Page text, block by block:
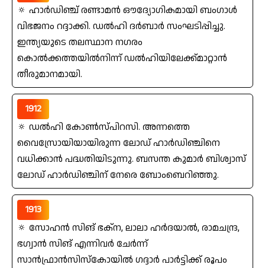
🔅 ഹാര്‍ഡിഞ്ച്‌ രണ്ടാമന്‍ ഔദ്യോഗികമായി ബംഗാൾ
വിഭജനം റദ്ദാക്കി. ഡല്‍ഹി ദര്‍ബാര്‍ സംഘടിപ്പിച്ചു.
ഇന്ത്യയുടെ തലസ്ഥാന നഗരം
കൊല്‍ക്കത്തയില്‍നിന്ന്‌ ഡല്‍ഹിയിലേക്ക്‌മാറ്റാന്‍
തീരുമാനമായി.
1912
🔅 ഡല്‍ഹി കോണ്‍സ്‌പിറസി. അന്നത്തെ
വൈസ്രോയിയായിരുന്ന ലോഡ്‌ ഹാര്‍ഡിഞ്ചിനെ
വധിക്കാന്‍ പദ്ധതിയിടുന്നു. ബസന്ത കുമാര്‍ ബിശ്വാസ്‌
ലോഡ്‌ ഹാര്‍ഡിഞ്ചിന്‌ നേരെ ബോംബെറിഞ്ഞു.
1913
🔅 സോഹന്‍ സിങ്‌ ഭക്‌ന, ലാലാ ഹര്‍ദയാല്‍, രാമചന്ദ്ര,
ഭഗ്വാൻ സിങ്‌ എന്നിവര്‍ ചേര്‍ന്ന്‌
സാന്‍ഫ്രാന്‍സിസ്‌കോയില്‍ ഗദ്ദാര്‍ പാര്‍ട്ടിക്ക്‌ രൂപം